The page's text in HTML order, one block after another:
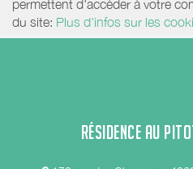
permettent d'accéder à votre
du site: Plus d'infos sur les
RÉSIDENCE AU